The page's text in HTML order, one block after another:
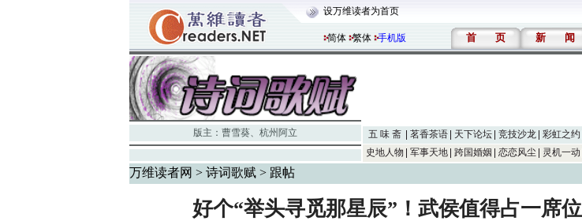
设万维读者为首页
简体 繁体 手机版 首 页 新 闻
版主： 曹雪葵、 杭州阿立 五 味 斋 茗香茶语 天下论坛 竞技沙龙 彩虹之约
史地人物
军事天地 跨国婚姻 恋恋风尘 灵机一动
万维读者网 > 诗词歌赋> 跟帖
好个“举头寻觅那星辰”！武侯值得占一席位